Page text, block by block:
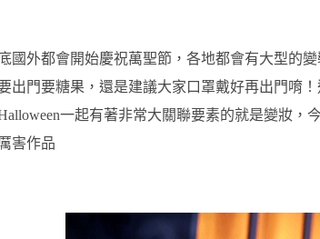
國外都會開始慶祝萬聖節，各地都會有大型的
出門要糖果，還是建議大家口罩戴好再出門唷
一起有著非常大關聯要素的就是變妝，
害作品